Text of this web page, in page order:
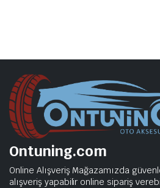
Ontuning.com
Online Alışveriş Mağazamızda
alışveriş yapabilir online sipariş